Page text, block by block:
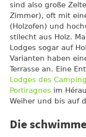
sind also große
Zimmer), oft mit
(Holzofen) und
stilecht aus Holz.
Lodges sogar auf
Varianten haben
Terrasse an. Eine
Lodges des
Portiragnes im
Weiher und bis auf
Die